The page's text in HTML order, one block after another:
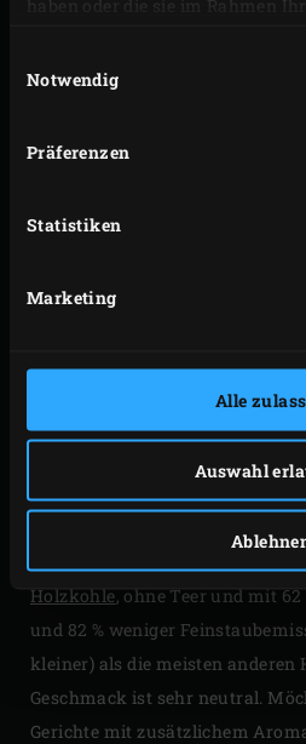
haben oder die sie im Rahmen
Notwendig
Präferenzen
Statistiken
Marketing
Alle
Auswahl
PURE
Pure Charcoalist eine
einer Mischung aus Eichen-,
Hainbuchenholz besteht. Dank
Holzkohle, ohne Teer und mit
und 82 % weniger
kleiner) als die meisten anderen
Geschmack ist sehr neutral.
Gerichte mit zusätzlichem